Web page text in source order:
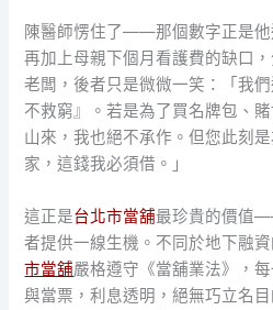
陳醫師愣住了——那個數字正是他
再加上母親下個月看護費的缺口
老闆，後者只是微微一笑：「我
不救窮』。若是為了買名牌包、
山來，我也絕不承作。但您此刻
家，這錢我必須借。」
這正是台北市當舖最珍貴的價值
者提供一線生機。不同於地下融
市當舖嚴格遵守《當舖業法》，
與當票，利息透明，絕無巧立名